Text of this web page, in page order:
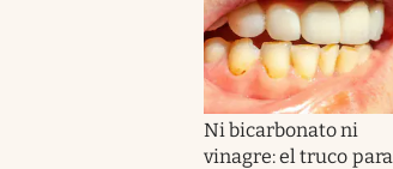
Ni bicarbonato ni
vinagre: el truco para